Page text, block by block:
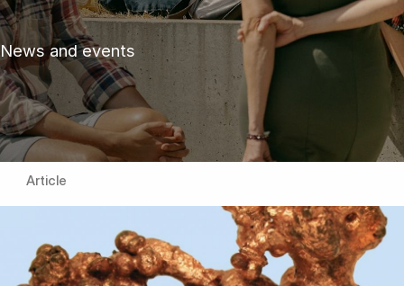
News and events
Article